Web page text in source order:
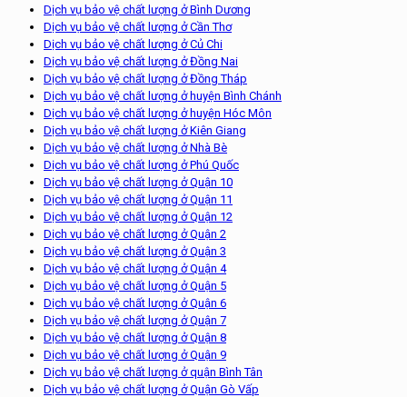
Dịch vụ bảo vệ chất lượng ở Bình Dương
Dịch vụ bảo vệ chất lượng ở Cần Thơ
Dịch vụ bảo vệ chất lượng ở Củ Chi
Dịch vụ bảo vệ chất lượng ở Đồng Nai
Dịch vụ bảo vệ chất lượng ở Đồng Tháp
Dịch vụ bảo vệ chất lượng ở huyện Bình Chánh
Dịch vụ bảo vệ chất lượng ở huyện Hóc Môn
Dịch vụ bảo vệ chất lượng ở Kiên Giang
Dịch vụ bảo vệ chất lượng ở Nhà Bè
Dịch vụ bảo vệ chất lượng ở Phú Quốc
Dịch vụ bảo vệ chất lượng ở Quận 10
Dịch vụ bảo vệ chất lượng ở Quận 11
Dịch vụ bảo vệ chất lượng ở Quận 12
Dịch vụ bảo vệ chất lượng ở Quận 2
Dịch vụ bảo vệ chất lượng ở Quận 3
Dịch vụ bảo vệ chất lượng ở Quận 4
Dịch vụ bảo vệ chất lượng ở Quận 5
Dịch vụ bảo vệ chất lượng ở Quận 6
Dịch vụ bảo vệ chất lượng ở Quận 7
Dịch vụ bảo vệ chất lượng ở Quận 8
Dịch vụ bảo vệ chất lượng ở Quận 9
Dịch vụ bảo vệ chất lượng ở quận Bình Tân
Dịch vụ bảo vệ chất lượng ở Quận Gò Vấp